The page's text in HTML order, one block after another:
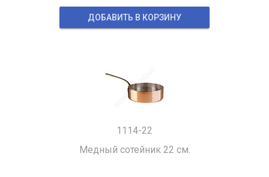
ДОБАВИТЬ В КОРЗИНУ
1114-22
Медный сотейник 22 см.